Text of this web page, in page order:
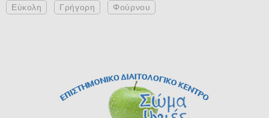
Εύκολη Γρήγορη Φούρνου